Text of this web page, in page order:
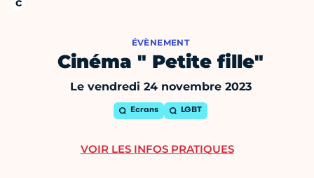
ÉVÈNEMENT
Cinéma " Petite fille"
Le vendredi 24 novembre 2023
Ecrans LGBT
VOIR LES INFOS PRATIQUES